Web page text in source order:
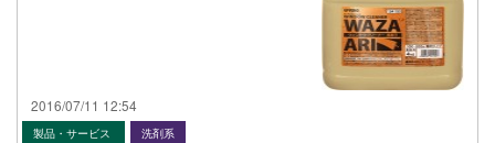
2016/07/11 12:54
製品・サービス 洗剤系